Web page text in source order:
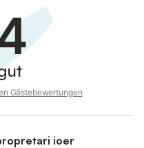
Gästebewertungen
ioer